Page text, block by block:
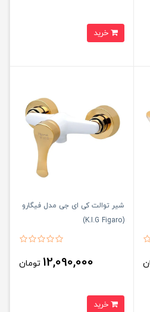
شیر توالت کی ای جی مدل فیگارو
(K.I.G Figaro)
12,090,000 تومان